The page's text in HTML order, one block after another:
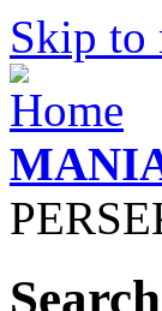
Skip to